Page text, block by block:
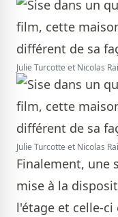
Julie Turcotte et Nicolas
Julie Turcotte et Nicolas
Finalement, une
mise à la
l'étage et celle-